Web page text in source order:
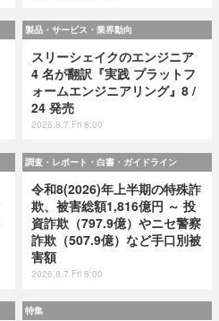
製品・サービス・業界動向
スリーシェイクのエンジニア
4 名が翻訳『実践 プラットフ
ォームエンジニアリング』8 /
24 発売
2026.8.7 Fri 8:00
調査・レポート・白書・ガイドライン
令和8(2026)年上半期の特殊詐
欺、被害総額1,816億円 ～ 投
資詐欺（797.9億）やニセ警察
詐欺（507.9億）など手口別被
害額
2026.8.7 Fri 8:00
特集